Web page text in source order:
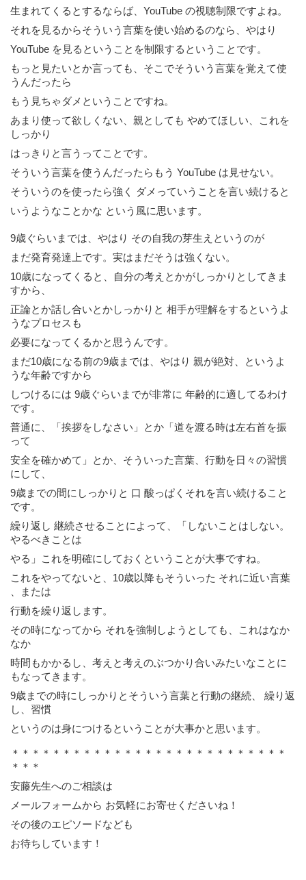
生まれてくるとするならば、YouTube の視聴制限ですよね。
それを見るからそういう言葉を使い始めるのなら、やはり
YouTube を見るということを制限するということです。
もっと見たいとか言っても、そこでそういう言葉を覚えて使
うんだったら
もう見ちゃダメということですね。
あまり使って欲しくない、親としても やめてほしい、これを
しっかり
はっきりと言うってことです。
そういう言葉を使うんだったらもう YouTube は見せない。
そういうのを使ったら強く ダメっていうことを言い続けると
いうようなことかな という風に思います。
9歳ぐらいまでは、やはり その自我の芽生えというのが
まだ発育発達上です。実はまだそうは強くない。
10歳になってくると、自分の考え とかがしっかりとしてきま
すから、
正論とか話し合いとかしっかりと 相手が理解をするというよ
うなプロセスも
必要になってくるかと思うんです。
まだ10歳になる前の9歳までは、やはり 親が絶対、というよ
うな年齢ですから
しつけるには 9歳ぐらいまでが非常に 年齢的に適してるわけ
です。
普通に、「挨拶をしなさい」とか「道を渡る時は左右首を振
って
安全を確かめて」とか、そういった言葉、行動を日々の習慣
にして、
9歳までの間にしっかりと 口 酸っぱくそれを言い続けること
です。
繰り返し 継続させることによって、「しないことはしない。
やるべきことは
やる」これを明確にしておくということが大事ですね。
これをやってないと、10歳以降もそういった それに近い言葉
、または
行動を繰り返します。
その時になってから それを強制しようとしても、これはなか
なか
時間もかかるし、考えと考えのぶつかり合いみたいなことに
もなってきます。
9歳までの時にしっかりとそういう言葉と行動の継続、 繰り返
し、習慣
というのは身につけるということが大事かと思います。
＊＊＊＊＊＊＊＊＊＊＊＊＊＊＊＊＊＊＊＊＊＊＊＊＊＊＊
＊＊＊
安藤先生へのご相談は
メールフォームから お気軽にお寄せくださいね！
その後のエピソードなども
お待ちしています！